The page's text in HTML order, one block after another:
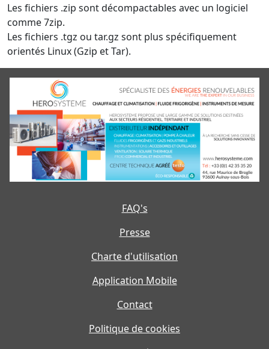
Les fichiers .zip sont décompactables avec un logiciel
comme 7zip.
Les fichiers .tgz ou tar.gz sont plus spécifiquement
orientés Linux (Gzip et Tar).
FAQ's
Presse
Charte d'utilisation
Application Mobile
Contact
Politique de cookies